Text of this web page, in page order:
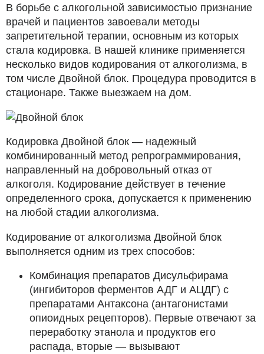
В борьбе с алкогольной зависимостью признание
врачей и пациентов завоевали методы
запретительной терапии, основным из которых
стала кодировка. В нашей клинике применяется
несколько видов кодирования от алкоголизма, в
том числе Двойной блок. Процедура проводится в
стационаре. Также выезжаем на дом.
Кодировка Двойной блок — надежный
комбинированный метод репрограммирования,
направленный на добровольный отказ от
алкоголя. Кодирование действует в течение
определенного срока, допускается к применению
на любой стадии алкоголизма.
Кодирование от алкоголизма Двойной блок
выполняется одним из трех способов:
Комбинация препаратов Дисульфирама
(ингибиторов ферментов АДГ и АЦДГ) с
препаратами Антаксона (антагонистами
опиоидных рецепторов). Первые отвечают за
переработку этанола и продуктов его
распада, вторые — вызывают